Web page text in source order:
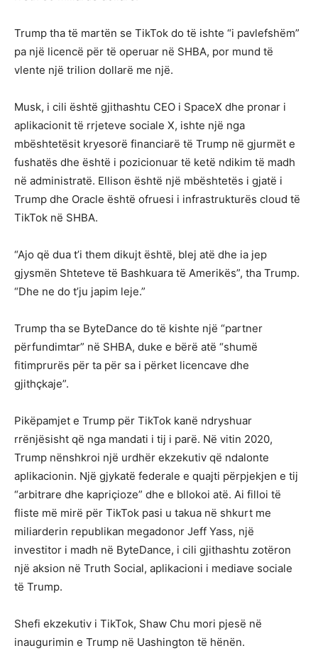
Trump tha të martën se TikTok do të ishte “i pavlefshëm”
pa një licencë për të operuar në SHBA, por mund të
vlente një trilion dollarë me një.
Musk, i cili është gjithashtu CEO i SpaceX dhe pronar i
aplikacionit të rrjeteve sociale X, ishte një nga
mbështetësit kryesorë financiarë të Trump në gjurmët e
fushatës dhe është i pozicionuar të ketë ndikim të madh
në administratë. Ellison është një mbështetës i gjatë i
Trump dhe Oracle është ofruesi i infrastrukturës cloud të
TikTok në SHBA.
“Ajo që dua t’i them dikujt është, blej atë dhe ia jep
gjysmën Shteteve të Bashkuara të Amerikës”, tha Trump.
“Dhe ne do t’ju japim leje.”
Trump tha se ByteDance do të kishte një “partner
përfundimtar” në SHBA, duke e bërë atë “shumë
fitimprurës për ta për sa i përket licencave dhe
gjithçkaje”.
Pikëpamjet e Trump për TikTok kanë ndryshuar
rrënjësisht që nga mandati i tij i parë. Në vitin 2020,
Trump nënshkroi një urdhër ekzekutiv që ndalonte
aplikacionin. Një gjykatë federale e quajti përpjekjen e tij
“arbitrare dhe kapriçioze” dhe e bllokoi atë. Ai filloi të
fliste më mirë për TikTok pasi u takua në shkurt me
miliarderin republikan megadonor Jeff Yass, një
investitor i madh në ByteDance, i cili gjithashtu zotëron
një aksion në Truth Social, aplikacioni i mediave sociale
të Trump.
Shefi ekzekutiv i TikTok, Shaw Chu mori pjesë në
inaugurimin e Trump në Uashington të hënën.